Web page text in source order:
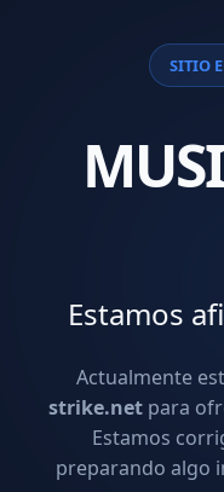
SITIO
Estamos
Actualmente
strike.netpara
Estamos
preparando algo